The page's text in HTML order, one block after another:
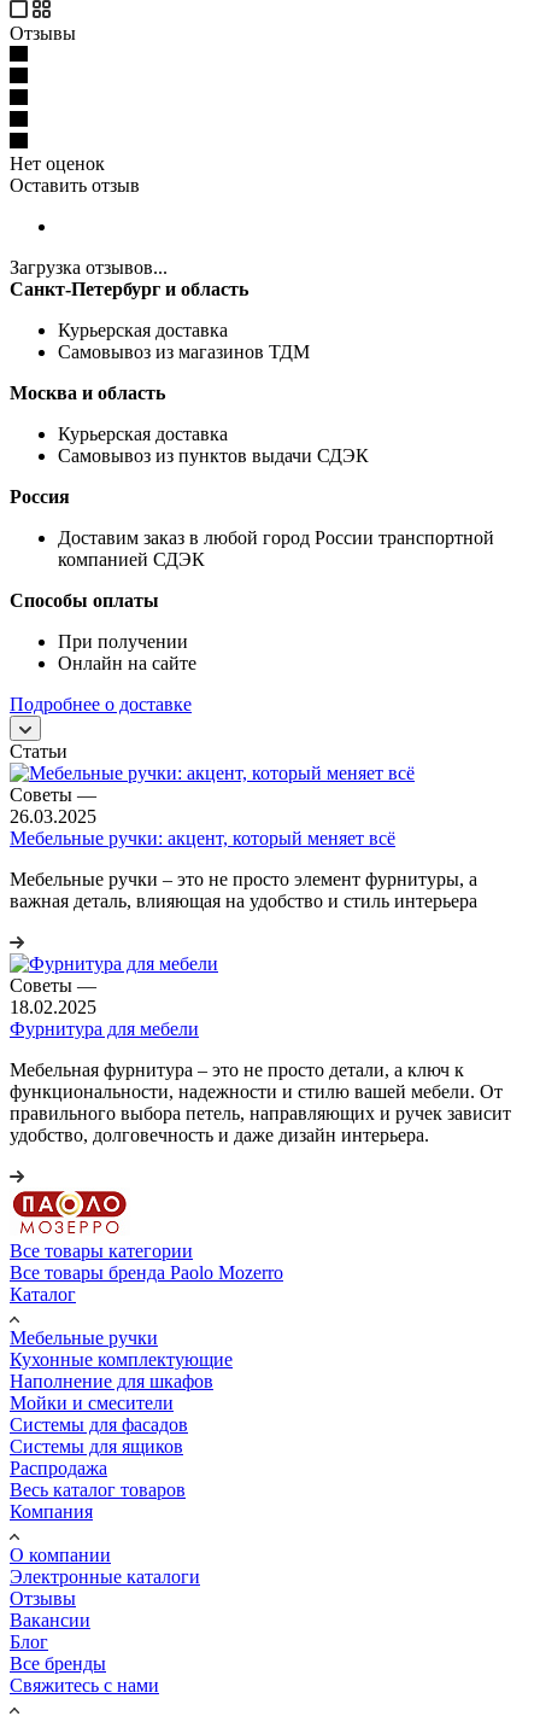
Отзывы
Нет оценок
Оставить отзыв
Загрузка отзывов...
Санкт-Петербург и область
Курьерская доставка
Самовывоз из магазинов ТДМ
Москва и область
Курьерская доставка
Самовывоз из пунктов выдачи СДЭК
Россия
Доставим заказ в любой город России транспортной
компанией СДЭК
Способы оплаты
При получении
Онлайн на сайте
Подробнее о доставке
Статьи
Советы —
26.03.2025
Мебельные ручки: акцент, который меняет всё
Мебельные ручки – это не просто элемент фурнитуры, а
важная деталь, влияющая на удобство и стиль интерьера
Советы —
18.02.2025
Фурнитура для мебели
Мебельная фурнитура – это не просто детали, а ключ к
функциональности, надежности и стилю вашей мебели. От
правильного выбора петель, направляющих и ручек зависит
удобство, долговечность и даже дизайн интерьера.
Все товары категории
Все товары бренда Paolo Mozerro
Каталог
Мебельные ручки
Кухонные комплектующие
Наполнение для шкафов
Мойки и смесители
Системы для фасадов
Системы для ящиков
Распродажа
Весь каталог товаров
Компания
О компании
Электронные каталоги
Отзывы
Вакансии
Блог
Все бренды
Свяжитесь с нами